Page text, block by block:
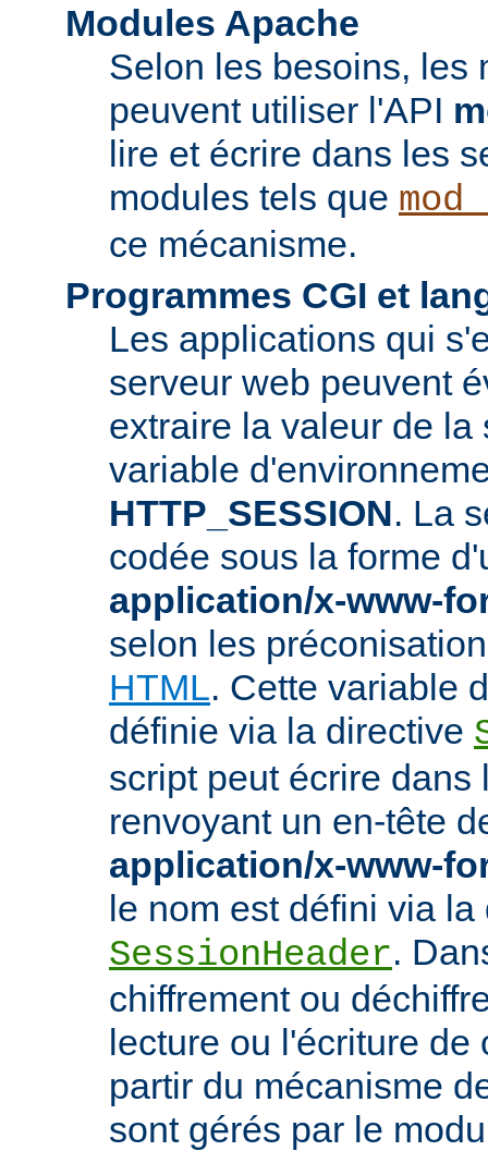
Modules Apache
Selon les besoins, les
peuvent utiliser l'API
lire et écrire dans les
modules tels que
ce mécanisme.
Programmes CGI et
Les applications qui
serveur web peuvent
extraire la valeur de la
variable
HTTP_SESSION. La
codée sous la forme
application/x-www-
selon les
HTML. Cette variable
définie via la directive
script peut écrire dans
renvoyant un en-tête
application/x-www-
le nom est défini via la
SessionHeader.
chiffrement ou
lecture ou l'écriture de
partir du mécanisme
sont gérés par le